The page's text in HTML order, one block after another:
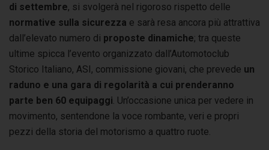
di settembre, si svolgerà nel rigoroso rispetto delle
normative sulla sicurezza e sarà resa ancora più attrattiva
dall’elevato numero di proposte dinamiche; tra queste
ultime spicca l’evento organizzato dall’Automotoclub
Storico Italiano, ASI, commissione giovani, che prevede un
raduno e una gara di regolarità a cui prenderanno
parte ben 60 equipaggi . Un’occasione unica per vedere in
movimento, sentendone la voce rombante, veri e propri
pezzi della storia del motorismo a quattro ruote.